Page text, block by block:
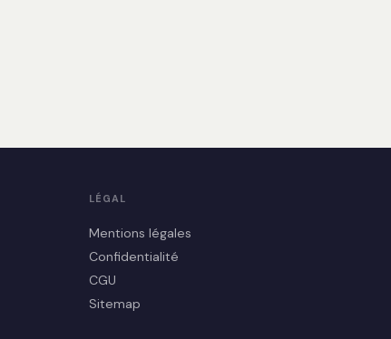
LÉGAL
Mentions légales
Confidentialité
CGU
Sitemap